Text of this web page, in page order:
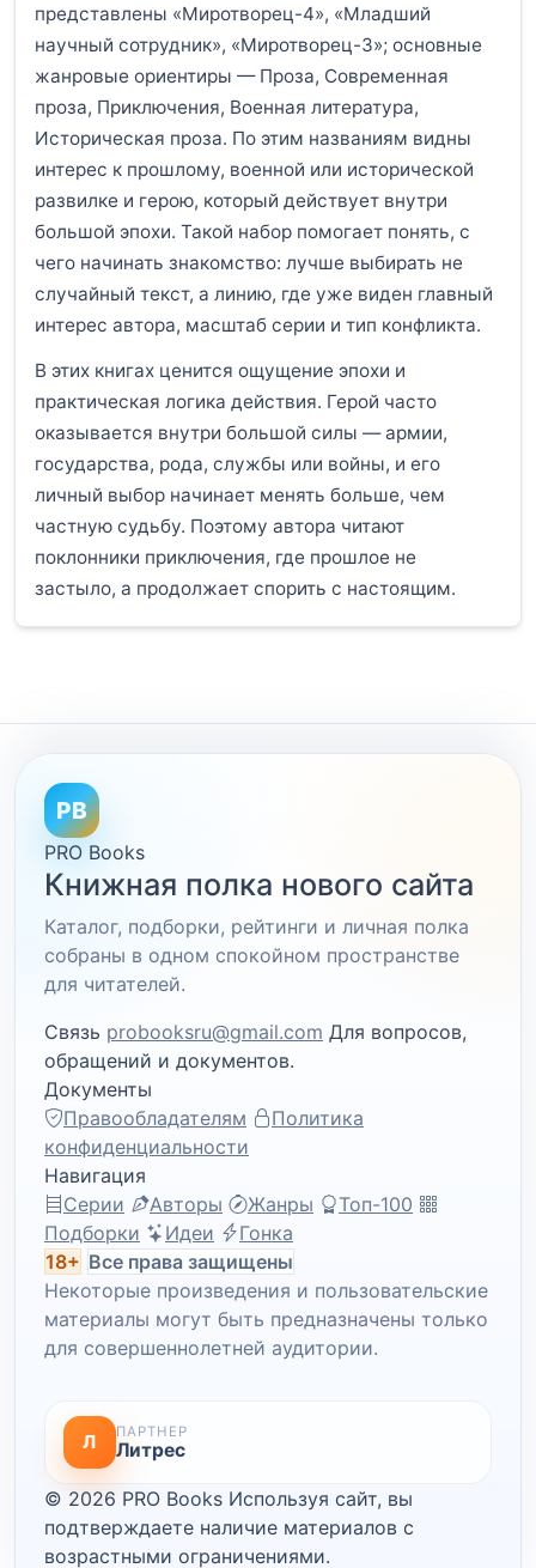
представлены «Миротворец-4», «Младший
научный сотрудник», «Миротворец-3»; основные
жанровые ориентиры — Проза, Современная
проза, Приключения, Военная литература,
Историческая проза. По этим названиям видны
интерес к прошлому, военной или исторической
развилке и герою, который действует внутри
большой эпохи. Такой набор помогает понять, с
чего начинать знакомство: лучше выбирать не
случайный текст, а линию, где уже виден главный
интерес автора, масштаб серии и тип конфликта.
В этих книгах ценится ощущение эпохи и
практическая логика действия. Герой часто
оказывается внутри большой силы — армии,
государства, рода, службы или войны, и его
личный выбор начинает менять больше, чем
частную судьбу. Поэтому автора читают
поклонники приключения, где прошлое не
застыло, а продолжает спорить с настоящим.
PB
PRO Books
Книжная полка нового сайта
Каталог, подборки, рейтинги и личная полка
собраны в одном спокойном пространстве
для читателей.
Связь probooksru@gmail.com Для вопросов,
обращений и документов.
Документы
Правообладателям
Политика
конфиденциальности
Навигация
Серии
Авторы Жанры
Топ-100
Подборки
Идеи
Гонка
18+ Все права защищены
Некоторые произведения и пользовательские
материалы могут быть предназначены только
для совершеннолетней аудитории.
Л ПАРТНЕР
Литрес
© 2026 PRO Books Используя сайт, вы
подтверждаете наличие материалов с
возрастными ограничениями.